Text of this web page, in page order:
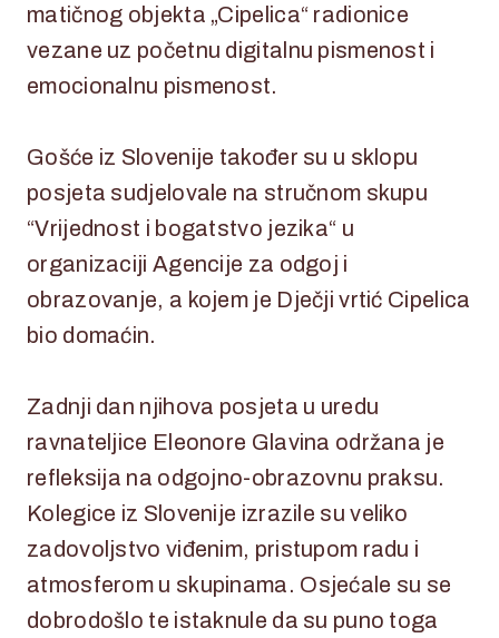
matičnog objekta „Cipelica“ radionice
vezane uz početnu digitalnu pismenost i
emocionalnu pismenost.
Gošće iz Slovenije također su u sklopu
posjeta sudjelovale na stručnom skupu
“Vrijednost i bogatstvo jezika“ u
organizaciji Agencije za odgoj i
obrazovanje, a kojem je Dječji vrtić Cipelica
bio domaćin.
Zadnji dan njihova posjeta u uredu
ravnateljice Eleonore Glavina održana je
refleksija na odgojno-obrazovnu praksu.
Kolegice iz Slovenije izrazile su veliko
zadovoljstvo viđenim, pristupom radu i
atmosferom u skupinama. Osjećale su se
dobrodošlo te istaknule da su puno toga